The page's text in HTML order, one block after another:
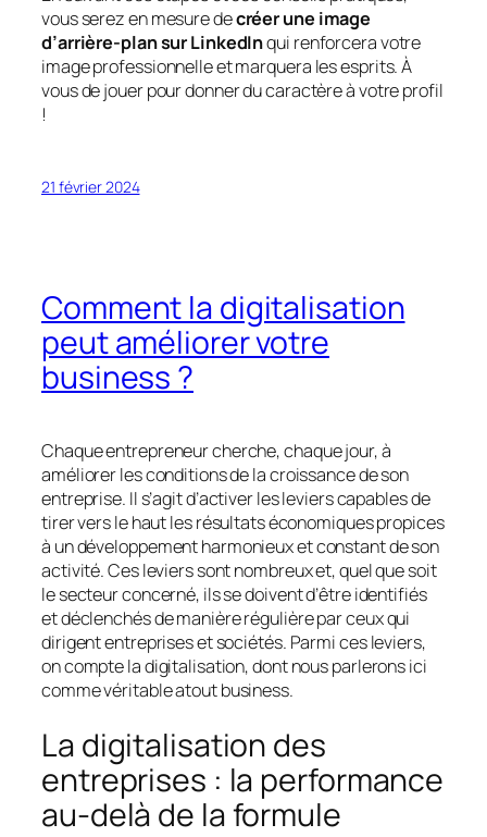
vous serez en mesure decréer une image
d’arrière-plan sur LinkedInqui renforcera votre
image professionnelle et marquera les esprits. À
vous de jouer pour donner du caractère à votre profil
!
21 février 2024
Comment la digitalisation
peut améliorer votre
business ?
Chaque entrepreneur cherche, chaque jour, à
améliorer les conditions de la croissance de son
entreprise. Il s’agit d’activer les leviers capables de
tirer vers le haut les résultats économiques propices
à un développement harmonieux et constant de son
activité. Ces leviers sont nombreux et, quel que soit
le secteur concerné, ils se doivent d’être identifiés
et déclenchés de manière régulière par ceux qui
dirigent entreprises et sociétés. Parmi ces leviers,
on compte la digitalisation, dont nous parlerons ici
comme véritable atout business.
La digitalisation des
entreprises : la performance
au-delà de la formule